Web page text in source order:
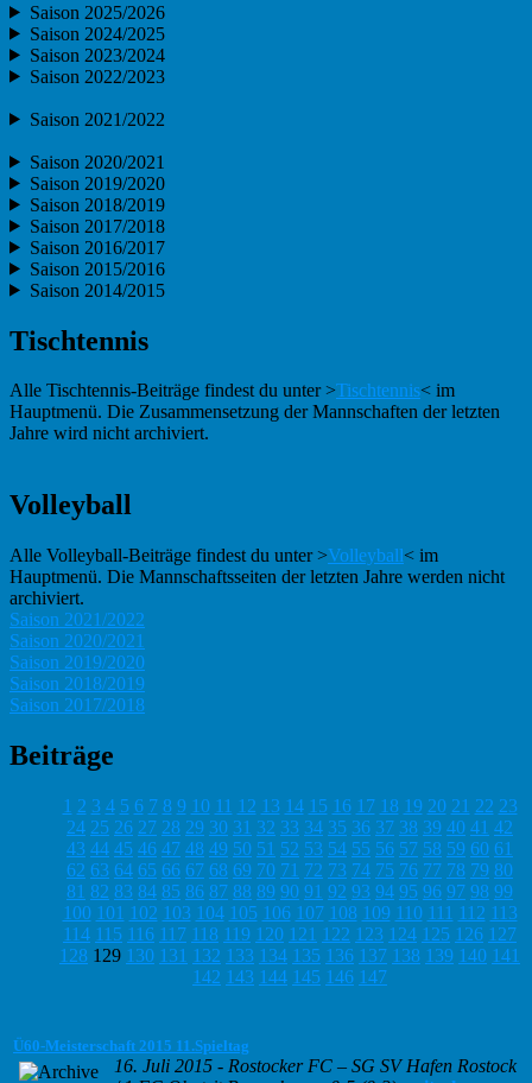
Saison 2025/2026
Saison 2024/2025
Saison 2023/2024
Saison 2022/2023
Saison 2021/2022
Saison 2020/2021
Saison 2019/2020
Saison 2018/2019
Saison 2017/2018
Saison 2016/2017
Saison 2015/2016
Saison 2014/2015
Tischtennis
Alle Tischtennis-Beiträge findest du unter >Tischtennis< im
Hauptmenü. Die Zusammensetzung der Mannschaften der letzten
Jahre wird nicht archiviert.
Volleyball
Alle Volleyball-Beiträge findest du unter >Volleyball< im
Hauptmenü. Die Mannschaftsseiten der letzten Jahre werden nicht
archiviert.
Saison 2021/2022
Saison 2020/2021
Saison 2019/2020
Saison 2018/2019
Saison 2017/2018
Beiträge
1 2 3 4 5 6 7 8 9 10 11 12 13 14 15 16 17 18 19 20 21 22 23
24 25 26 27 28 29 30 31 32 33 34 35 36 37 38 39 40 41 42
43 44 45 46 47 48 49 50 51 52 53 54 55 56 57 58 59 60 61
62 63 64 65 66 67 68 69 70 71 72 73 74 75 76 77 78 79 80
81 82 83 84 85 86 87 88 89 90 91 92 93 94 95 96 97 98 99
100 101 102 103 104 105 106 107 108 109 110 111 112 113
114 115 116 117 118 119 120 121 122 123 124 125 126 127
128 129 130 131 132 133 134 135 136 137 138 139 140 141
142 143 144 145 146 147
Ü60-Meisterschaft 2015 11.Spieltag
16. Juli 2015 - Rostocker FC – SG SV Hafen Rostock